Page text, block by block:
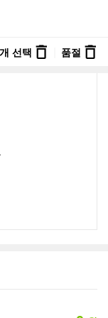
개 선택 품절